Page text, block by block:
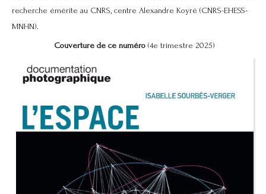
recherche émérite au CNRS, centre Alexandre Koyré (CNRS-EHESS-
MNHN).
Couverture de ce numéro (4e trimestre 2025)